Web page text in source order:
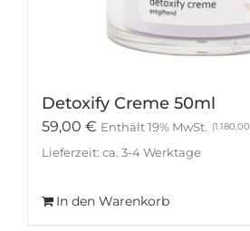
Detoxify Creme 50ml
59,00 € Enthält 19% MwSt. (1.180,00
Lieferzeit: ca. 3-4 Werktage
In den Warenkorb